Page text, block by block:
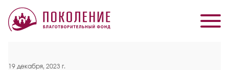
19 декабря, 2023 г.